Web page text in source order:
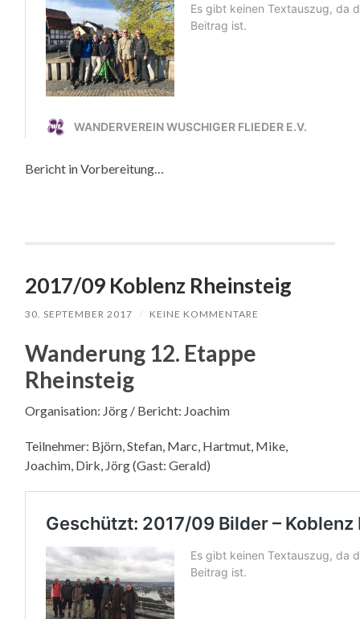
Bericht in Vorbereitung…
2017/09 Koblenz Rheinsteig
30. SEPTEMBER 2017 / KEINE KOMMENTARE
Wanderung 12. Etappe
Rheinsteig
Organisation: Jörg / Bericht: Joachim
Teilnehmer: Björn, Stefan, Marc, Hartmut, Mike,
Joachim, Dirk, Jörg (Gast: Gerald)